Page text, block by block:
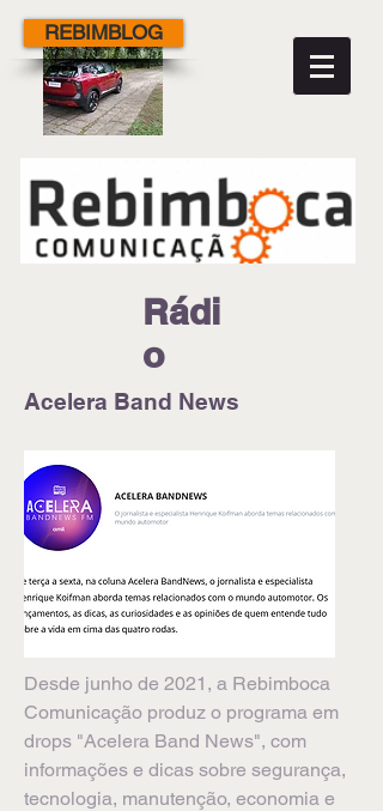
REBIMBLOG
Rádi
o
Acelera Band News
Desde junho de 2021, a Rebimboca
Comunicação produz o programa em
drops "Acelera Band News", com
informações e dicas sobre segurança,
tecnologia, manutenção, economia e